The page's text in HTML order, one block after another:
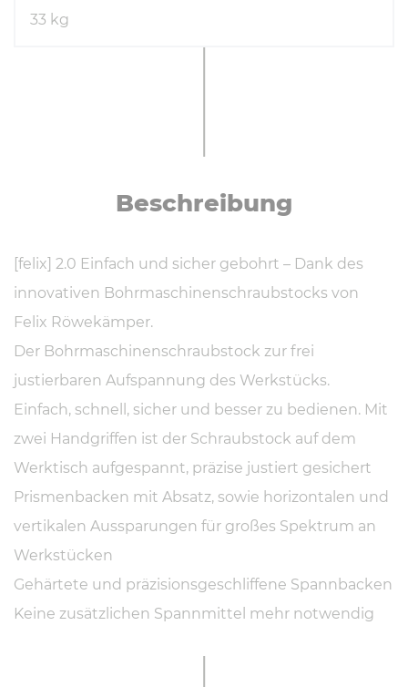
33 kg
Be­schrei­bung
[felix] 2.0 Einfach und sicher gebohrt – Dank des
innovativen Bohrmaschinenschraubstocks von
Felix Röwekämper.
Der Bohrmaschinenschraubstock zur frei
justierbaren Aufspannung des Werkstücks.
Einfach, schnell, sicher und besser zu bedienen. Mit
zwei Handgriffen ist der Schraubstock auf dem
Werktisch aufgespannt, präzise justiert gesichert
Prismenbacken mit Absatz, sowie horizontalen und
vertikalen Aussparungen für großes Spektrum an
Werkstücken
Gehärtete und präzisionsgeschliffene Spannbacken
Keine zusätzlichen Spannmittel mehr notwendig